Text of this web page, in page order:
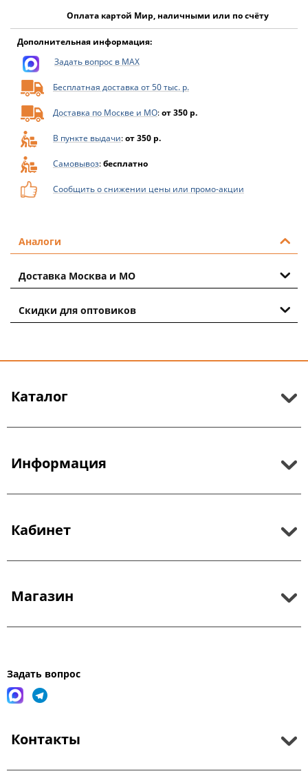
Оплата картой Мир, наличными или по счёту
Дополнительная информация:
Задать вопрос в MAX
Бесплатная доставка от 50 тыс. р.
Доставка по Москве и МО:от 350 р.
В пункте выдачи:от 350 р.
Самовывоз:бесплатно
Сообщить о снижении цены или промо-акции
Аналоги
Доставка Москва и МО
Скидки для оптовиков
Каталог
Информация
Кабинет
Магазин
Задать вопрос
Контакты